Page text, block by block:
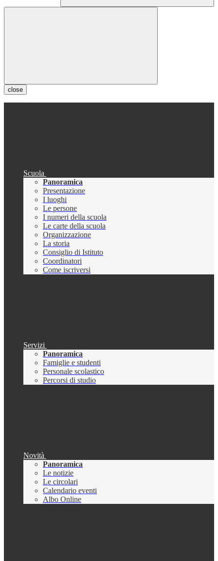
close
Scuola
Panoramica
Presentazione
I luoghi
Le persone
I numeri della scuola
Le carte della scuola
Organizzazione
La storia
Consiglio di Istituto
Coordinatori
Come iscriversi
Servizi
Panoramica
Famiglie e studenti
Personale scolastico
Percorsi di studio
Novità
Panoramica
Le notizie
Le circolari
Calendario eventi
Albo Online